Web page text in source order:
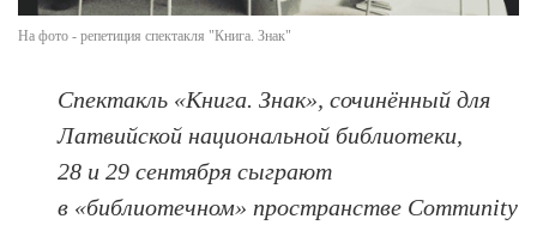
На фото - репетиция спектакля "Книга. Знак"
Спектакль «Книга. Знак», сочинённый для
Латвийской национальной библиотеки,
28 и 29 сентября сыграют
в «библиотечном» пространстве Community